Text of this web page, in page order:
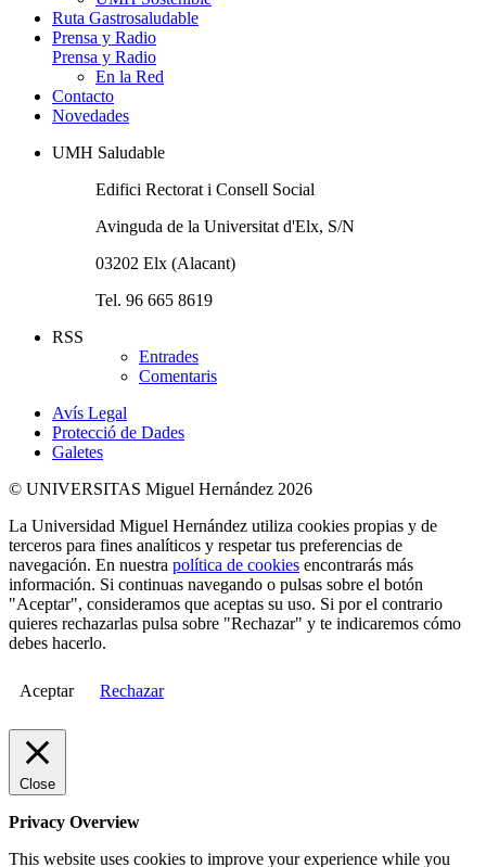
Ruta Gastrosaludable
Prensa y Radio
Prensa y Radio
En la Red
Contacto
Novedades
UMH Saludable
Edifici Rectorat i Consell Social
Avinguda de la Universitat d'Elx, S/N
03202 Elx (Alacant)
Tel. 96 665 8619
RSS
Entrades
Comentaris
Avís Legal
Protecció de Dades
Galetes
© UNIVERSITAS Miguel Hernández 2026
La Universidad Miguel Hernández utiliza cookies propias y de
terceros para fines analíticos y respetar tus preferencias de
navegación. En nuestra política de cookies encontrarás más
información. Si continuas navegando o pulsas sobre el botón
"Aceptar", consideramos que aceptas su uso. Si por el contrario
quieres rechazarlas pulsa sobre "Rechazar" y te indicaremos cómo
debes hacerlo.
Aceptar Rechazar
Close
Privacy Overview
This website uses cookies to improve your experience while you